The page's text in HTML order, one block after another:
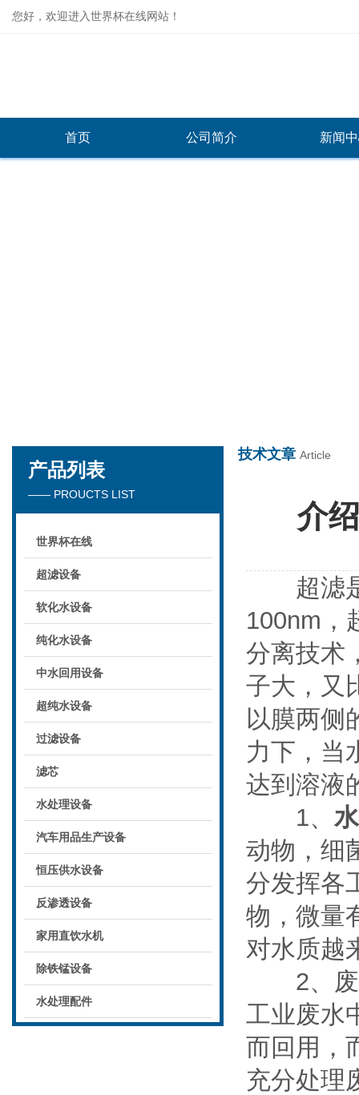
您好，欢迎进入世界杯在线网站！
首页 公司简介 新闻
产品列表
—— PROUCTS LIST
世界杯在线
超滤设备
软化水设备
纯化水设备
中水回用设备
超纯水设备
过滤设备
滤芯
水处理设备
汽车用品生产设备
恒压供水设备
反渗透设备
家用直饮水机
除铁锰设备
水处理配件
技术文章 Article
介
超滤是
100nm，
分离技术
子大，又
以膜两侧
力下，当
达到溶液
1、
动物，细
分发挥各
物，微量
对水质越
2、废
工业废水
而回用，
充分处理